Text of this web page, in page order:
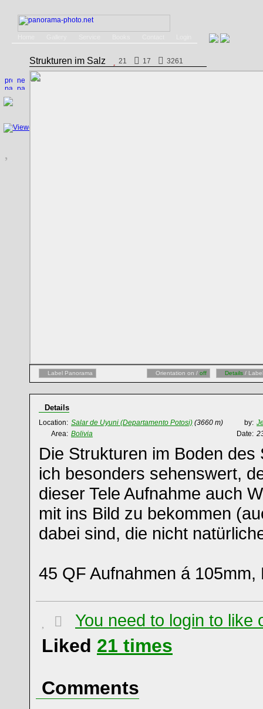
Strukturen im Salz 21 17 3261
Label Panorama Orientation on / off Details /
Details
Location: Salar de Uyuni (Departamento Potosi) (3660 m) by:
Area: Bolivia Date:
Die Strukturen im Boden des
ich besonders sehenswert,
dieser Tele Aufnahme auch
mit ins Bild zu bekommen
dabei sind, die nicht
45 QF Aufnahmen á
You need to login to like
Liked 21 times
Comments